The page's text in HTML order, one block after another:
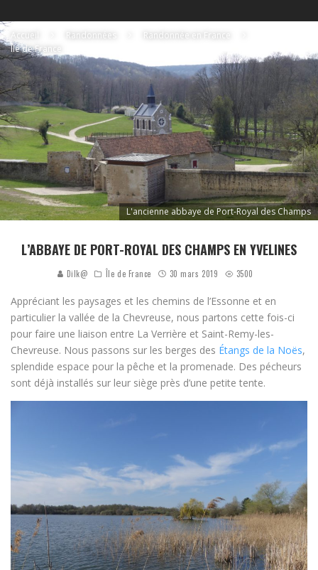
Accueil Randonnées
Randonnée en France
Île de France
L'ancienne abbaye de Port-Royal des Champs
L’ABBAYE DE PORT-ROYAL DES CHAMPS EN YVELINES
Dilk@ Île de France 30 mars 2019 3500
Appréciant les paysages et les chemins de l’Essonne et en
particulier la vallée de la Chevreuse, nous partons cette fois-ci
pour faire une liaison entre La Verrière et Saint-Remy-les-
Chevreuse. Nous passons sur les berges des Étangs de la Noës,
splendide espace pour la pêche et la promenade. Des pécheurs
sont déjà installés sur leur siège près d’une petite tente.